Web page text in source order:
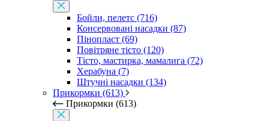
Бойли, пелетс (716)
Консервовані насадки (87)
Пінопласт (69)
Повітряне тісто (120)
Тісто, мастирка, мамалига (72)
Херабуна (7)
Штучні насадки (134)
Прикормки (613)
Прикормки (613)